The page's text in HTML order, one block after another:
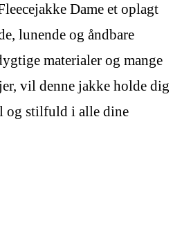
Dame et oplagt
lunende og åndbare
materialer og mange
vil denne jakke holde dig
og stilfuld i alle dine